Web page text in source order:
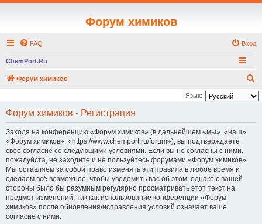
Форум химиков
FAQ Вход
ChemPort.Ru
Форум химиков
о
Язык:
Форум химиков - Регистрация
Заходя на конференцию «Форум химиков» (в дальнейшем «мы», «наш»,
«Форум химиков», «https://www.chemport.ru/forum»), вы подтверждаете
своё согласие со следующими условиями. Если вы не согласны с ними,
пожалуйста, не заходите и не пользуйтесь форумами «Форум химиков».
Мы оставляем за собой право изменять эти правила в любое время и
сделаем всё возможное, чтобы уведомить вас об этом, однако с вашей
стороны было бы разумным регулярно просматривать этот текст на
предмет изменений, так как использование конференции «Форум
химиков» после обновления/исправления условий означает ваше
согласие с ними.